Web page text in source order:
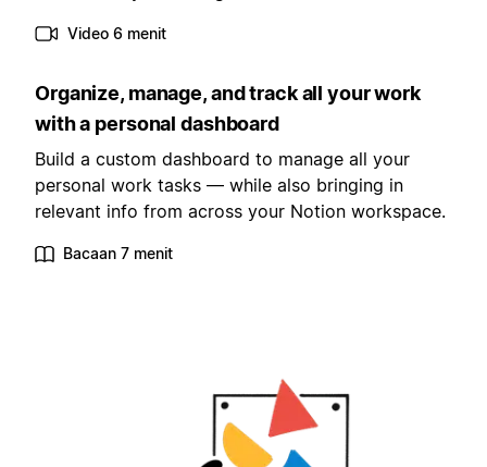
Video 6 menit
Organize, manage, and track all your work
with a personal dashboard
Build a custom dashboard to manage all your
personal work tasks — while also bringing in
relevant info from across your Notion workspace.
Bacaan 7 menit